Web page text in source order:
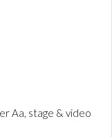
Aa, stage & video